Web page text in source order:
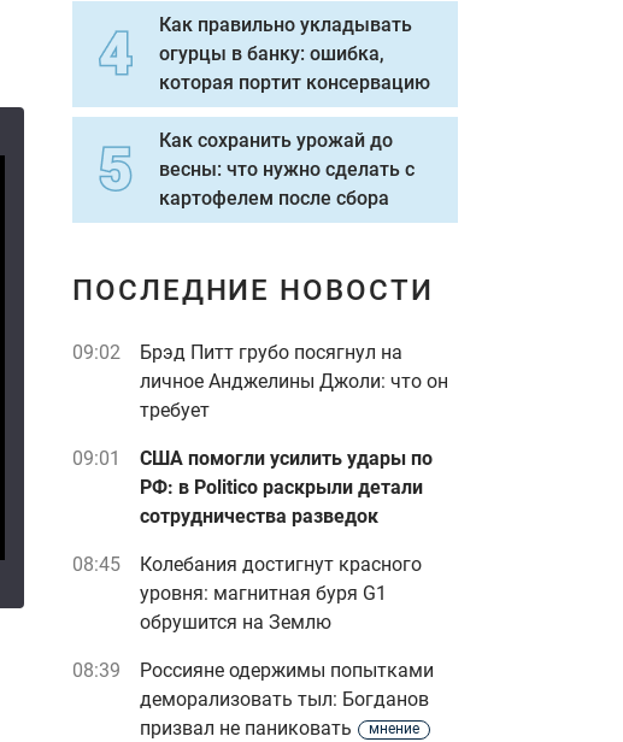
Как правильно укладывать
огурцы в банку: ошибка,
которая портит консервацию
Как сохранить урожай до
весны: что нужно сделать с
картофелем после сбора
ПОСЛЕДНИЕ НОВОСТИ
09:02
Брэд Питт грубо посягнул на
личное Анджелины Джоли: что он
требует
09:01
США помогли усилить удары по
РФ: в Politico раскрыли детали
сотрудничества разведок
08:45
Колебания достигнут красного
уровня: магнитная буря G1
обрушится на Землю
08:39
Россияне одержимы попытками
деморализовать тыл: Богданов
призвал не паниковать
мнение